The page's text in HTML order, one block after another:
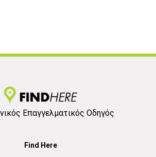
Επαγγελματικός Οδηγός
Find Here